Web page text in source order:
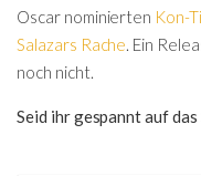
Oscar nominierten Kon-
Salazars Rache. Ein
noch nicht.
Seid ihr gespannt auf das